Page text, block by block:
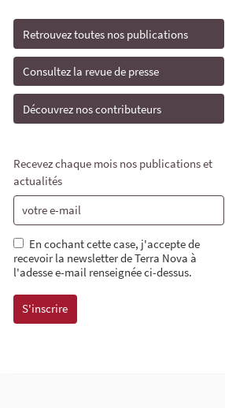
Retrouvez toutes nos publications
Consultez la revue de presse
Découvrez nos contributeurs
Recevez chaque mois nos publications et
actualités
En cochant cette case, j'accepte de
recevoir la newsletter de Terra Nova à
l'adesse e-mail renseignée ci-dessus.